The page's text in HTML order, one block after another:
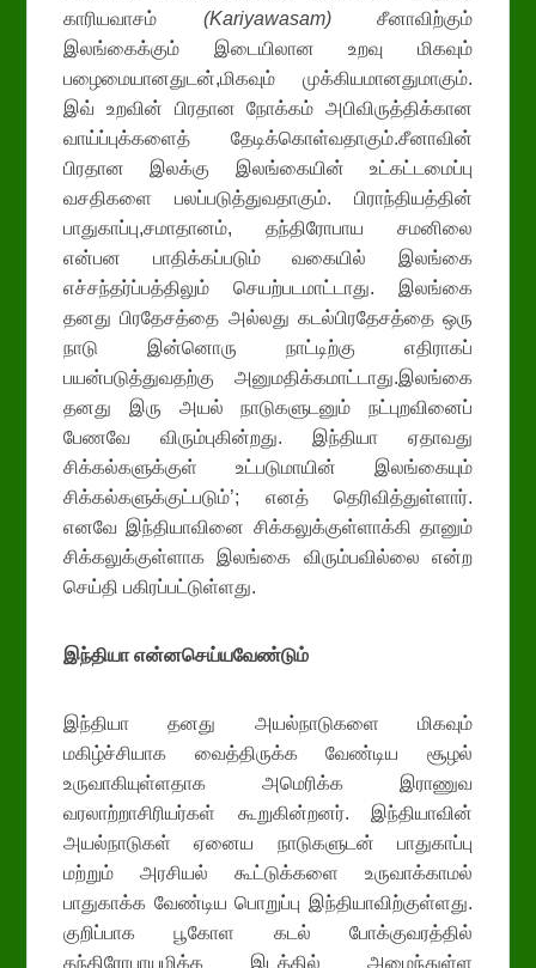
காரியவாசம் (Kariyawasam)சீனாவிற்கும்
இலங்கைக்கும் இடையிலான உறவு மிகவும்
பழைமையானதுடன்,மிகவும் முக்கியமானதுமாகும்.
இவ் உறவின் பிரதான நோக்கம் அபிவிருத்திக்கான
வாய்ப்புக்களைத் தேடிக்கொள்வதாகும்.சீனாவின்
பிரதான இலக்கு இலங்கையின் உட்கட்டமைப்பு
வசதிகளை பலப்படுத்துவதாகும். பிராந்தியத்தின்
பாதுகாப்பு,சமாதானம், தந்திரோபாய சமனிலை
என்பன பாதிக்கப்படும் வகையில் இலங்கை
எச்சந்தர்ப்பத்திலும் செயற்படமாட்டாது. இலங்கை
தனது பிரதேசத்தை அல்லது கடல்பிரதேசத்தை ஒரு
நாடு இன்னொரு நாட்டிற்கு எதிராகப்
பயன்படுத்துவதற்கு அனுமதிக்கமாட்டாது.இலங்கை
தனது இரு அயல் நாடுகளுடனும் நட்புறவினைப்
பேணவே விரும்புகின்றது. இந்தியா ஏதாவது
சிக்கல்களுக்குள் உட்படுமாயின் இலங்கையும்
சிக்கல்களுக்குட்படும்’; எனத் தெரிவித்துள்ளார்.
எனவே இந்தியாவினை சிக்கலுக்குள்ளாக்கி தானும்
சிக்கலுக்குள்ளாக இலங்கை விரும்பவில்லை என்ற
செய்தி பகிரப்பட்டுள்ளது.
இந்தியா என்னசெய்யவேண்டும்
இந்தியா தனது அயல்நாடுகளை மிகவும்
மகிழ்ச்சியாக வைத்திருக்க வேண்டிய சூழல்
உருவாகியுள்ளதாக அமெரிக்க இராணுவ
வரலாற்றாசிரியர்கள் கூறுகின்றனர். இந்தியாவின்
அயல்நாடுகள் ஏனைய நாடுகளுடன் பாதுகாப்பு
மற்றும் அரசியல் கூட்டுக்களை உருவாக்காமல்
பாதுகாக்க வேண்டிய பொறுப்பு இந்தியாவிற்குள்ளது.
குறிப்பாக பூகோள கடல் போக்குவரத்தில்
தந்திரோபாயமிக்க இடத்தில் அமைந்துள்ள